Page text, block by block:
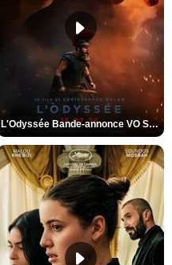
L'Odyssée Bande-annonce VO STFR